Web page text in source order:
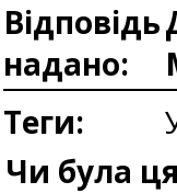
Відповідь
надано:
Теги:
Чи була